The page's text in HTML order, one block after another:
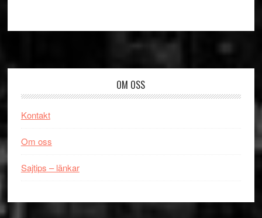
OM OSS
Kontakt
Om oss
Sajtips – länkar